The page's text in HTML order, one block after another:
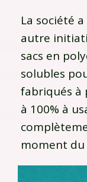
La société
autre
sacs en
solubles
fabriqués à
à 100% à
moment